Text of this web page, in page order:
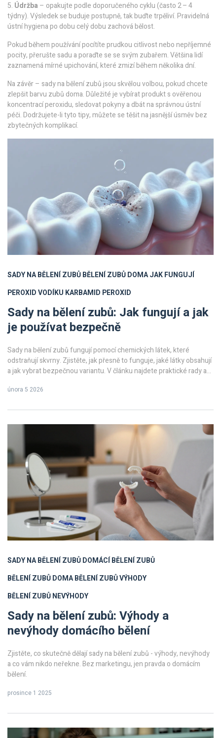
5. Údržba – opakujte podle doporučeného cyklu (často 2 – 4
týdny). Výsledek se buduje postupně, tak buďte trpěliví. Pravidelná
ústní hygiena po dobu celý dobu zachová bělost.
Pokud během používání pocítíte prudkou citlivost nebo nepříjemné
pocity, přerušte sadu a poraďte se se svým zubařem. Většina lidí
zaznamená mírné upichování, které zmizí během několika dní.
Na závěr – sady na bělení zubů jsou skvělou volbou, pokud chcete
zlepšit barvu zubů doma. Důležité je vybírat produkt s ověřenou
koncentrací peroxidu, sledovat pokyny a dbát na správnou ústní
péči. Dodržujete-li tyto tipy, můžete se těšit na jasnější úsměv bez
zbytečných komplikací.
SADY NA BĚLENÍ ZUBŮBĚLENÍ ZUBŮ DOMAJAK FUNGUJÍ
PEROXID VODÍKU KARBAMID PEROXID
Sady na bělení zubů: Jak fungují a jak
je používat bezpečně
Sady na bělení zubů fungují pomocí chemických látek, které
odstraňují skvrny. Zjistěte, jak přesně to funguje, jaké látky obsahují
a jak vybrat bezpečnou variantu. V článku najdete praktické rady a
února 5 2026
SADY NA BĚLENÍ ZUBŮDOMÁCÍ BĚLENÍ ZUBŮ
BĚLENÍ ZUBŮ DOMABĚLENÍ ZUBŮ VÝHODY
BĚLENÍ ZUBŮ NEVÝHODY
Sady na bělení zubů: Výhody a
nevýhody domácího bělení
Zjistěte, co skutečně dělají sady na bělení zubů - výhody, nevýhody
a co vám nikdo neřekne. Bez marketingu, jen pravda o domácím
bělení.
prosince 1 2025